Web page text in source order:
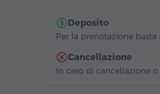
Deposito
Per la prenotazione
Cancellazione
In caso di cancellazione